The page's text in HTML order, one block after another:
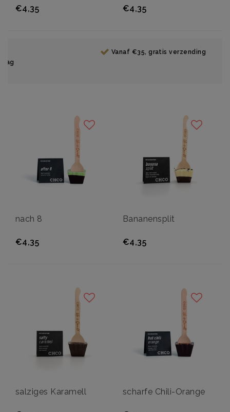
€4,35 €4,35
Vanaf €35, gratis verzending
nach 8
€4,35
Bananensplit
€4,35
salziges Karamell scharfe Chili-Orange